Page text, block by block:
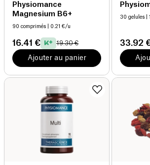
Physiomance
Magnesium B6+
90 comprimés | 0.21 €/u
16.41 € 19.30 €
Ajouter au panier
30 gelules
33.92